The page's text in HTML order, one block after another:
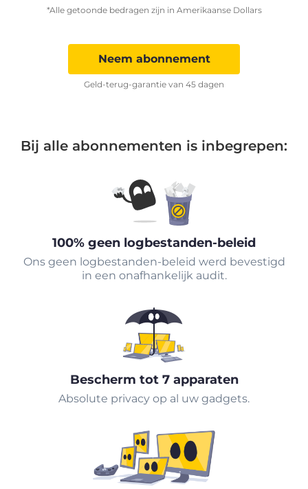
*Alle getoonde bedragen zijn in Amerikaanse Dollars
Neem abonnement
Geld-terug-garantie van 45 dagen
Bij alle abonnementen is inbegrepen:
100% geen logbestanden-beleid
Ons geen logbestanden-beleid werd bevestigd
in een onafhankelijk audit.
Bescherm tot 7 apparaten
Absolute privacy op al uw gadgets.